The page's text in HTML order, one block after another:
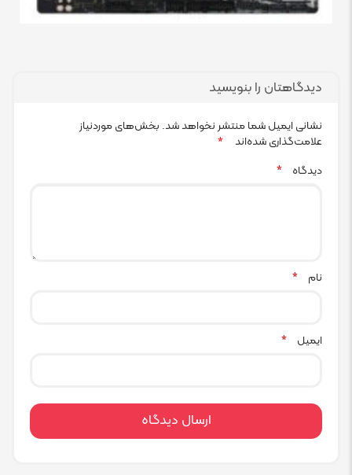
دیدگاهتان را بنویسید
نشانی ایمیل شما منتشر نخواهد شد. بخش‌های موردنیاز
علامت‌گذاری شده‌اند
*
دیدگاه
*
نام *
ایمیل *